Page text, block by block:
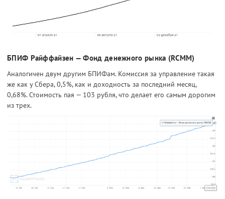
БПИФ Райффайзен — Фонд денежного рынка (RCMM)
Аналогичен двум другим БПИФам. Комиссия за управление такая
же как у Cбера, 0,5%, как и доходность за последний месяц,
0,68%. Стоимость пая — 103 рубля, что делает его самым дорогим
из трех.